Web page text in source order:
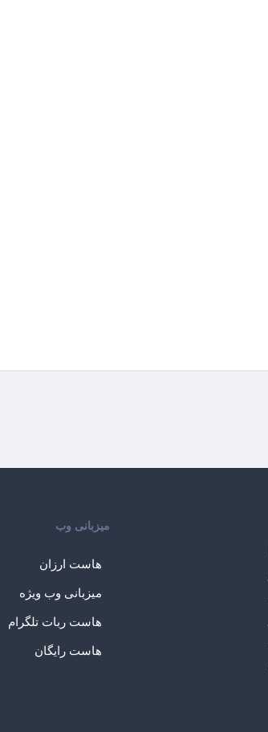
میزبانی وب
هاست ارزان
میزبانی وب ویژه
هاست ربات تلگرام
هاست رایگان